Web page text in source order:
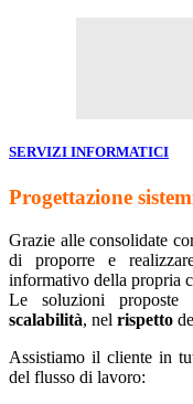
SERVIZI INFORMATICI
Progettazione
Grazie alle consolidate
di proporre e
informativo della propria
Le soluzioni proposte
scalabilità, nel rispetto
Assistiamo il cliente in
del flusso di lavoro: